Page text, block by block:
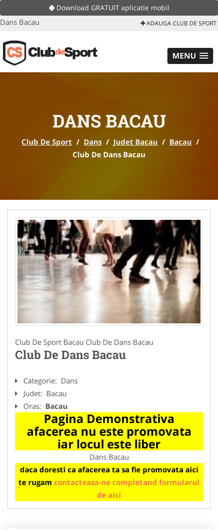
Download GRATUIT aplicatie mobil
Dans Bacau ADAUGA CLUB DE SPORT
MENU
DANS BACAU
Club De Sport / Dans / Judet Bacau / Bacau /
Club De Dans Bacau
Club De Sport Bacau Club De Dans Bacau
Club De Dans Bacau
Categorie: Dans
Judet: Bacau
Oras: Bacau
Pagina Demonstrativa
afacerea nu este promovata
iar locul este liber
Dans Bacau
daca doresti ca afacerea ta sa fie promovata aici
te rugam contacteaza-ne completand formularul
de aici